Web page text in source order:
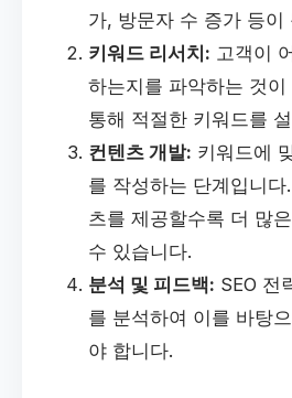
가, 방문자 수 증가 등이
키워드 리서치: 고객이
하는지를 파악하는 것
통해 적절한 키워드를
컨텐츠 개발: 키워드에
를 작성하는 단계입니
츠를 제공할수록 더 많
수 있습니다.
분석 및 피드백: SEO 전
를 분석하여 이를 바탕
야 합니다.